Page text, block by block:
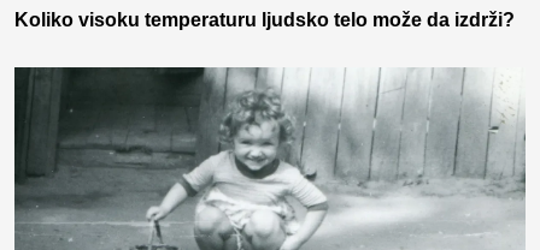
Koliko visoku temperaturu ljudsko telo može da izdrži?